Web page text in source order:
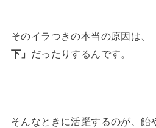
そのイラつきの本当の原因は、
下」 だったりするんです。
そんなときに活躍するのが、飴